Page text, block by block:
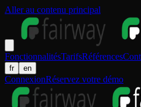
Aller au contenu principal
FonctionnalitésTarifsRéférences
fr en
ConnexionRéservez votre démo